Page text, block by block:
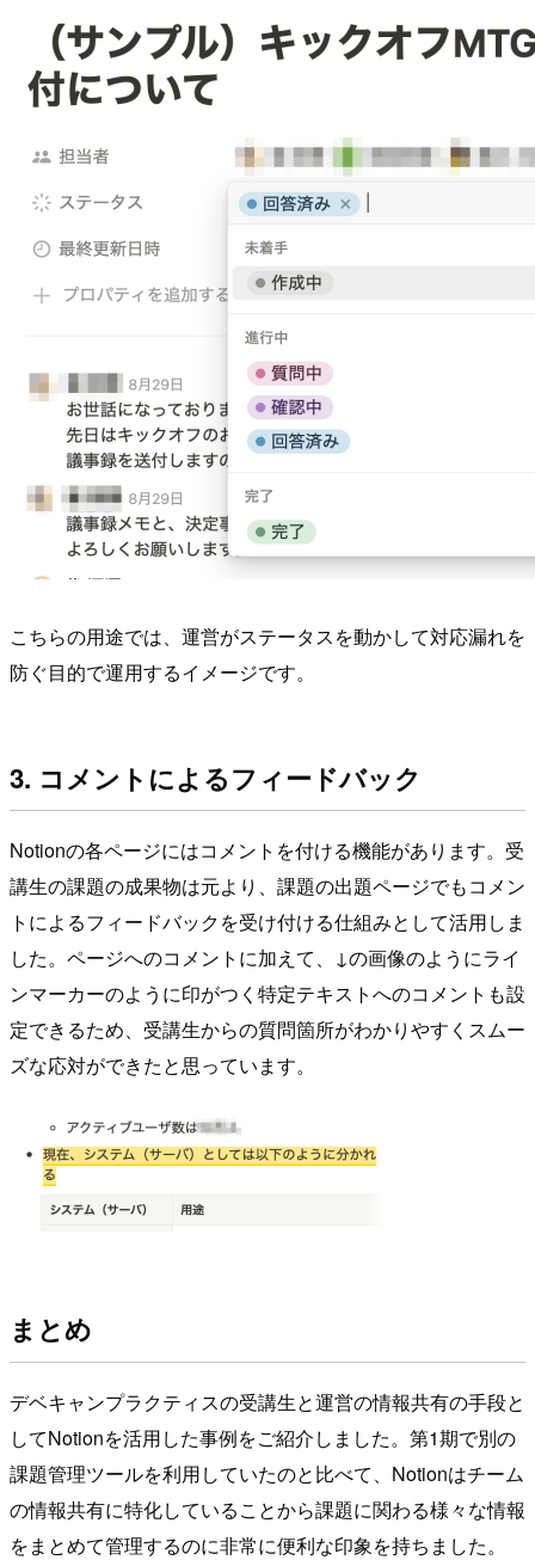
こちらの用途では、運営がステータスを動かして対応漏れを
防ぐ目的で運用するイメージです。
3. コメントによるフィードバック
Notionの各ページにはコメントを付ける機能があります。受
講生の課題の成果物は元より、課題の出題ページでもコメン
トによるフィードバックを受け付ける仕組みとして活用しま
した。ページへのコメントに加えて、↓の画像のようにライ
ンマーカーのように印がつく特定テキストへのコメントも設
定できるため、受講生からの質問箇所がわかりやすくスムー
ズな応対ができたと思っています。
まとめ
デベキャンプラクティスの受講生と運営の情報共有の手段と
してNotionを活用した事例をご紹介しました。第1期で別の
課題管理ツールを利用していたのと比べて、Notionはチーム
の情報共有に特化していることから課題に関わる様々な情報
をまとめて管理するのに非常に便利な印象を持ちました。